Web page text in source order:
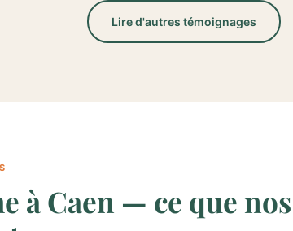
Lire d'autres témoignages
à Caen — ce que